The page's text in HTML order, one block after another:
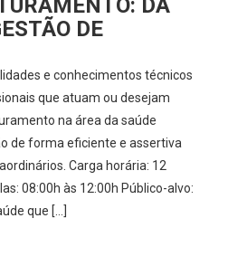
DA
DE
e conhecimentos técnicos
que atuam ou desejam
na área da saúde
de forma eficiente e assertiva
Carga horária: 12
às 12:00h Público-alvo:
que […]